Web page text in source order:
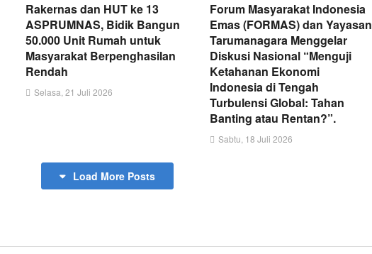
Rakernas dan HUT ke 13
ASPRUMNAS, Bidik Bangun
50.000 Unit Rumah untuk
Masyarakat Berpenghasilan
Rendah
Selasa, 21 Juli 2026
Forum Masyarakat Indonesia
Emas (FORMAS) dan Yayasan
Tarumanagara Menggelar
Diskusi Nasional “Menguji
Ketahanan Ekonomi
Indonesia di Tengah
Turbulensi Global: Tahan
Banting atau Rentan?”.
Sabtu, 18 Juli 2026
Load More Posts